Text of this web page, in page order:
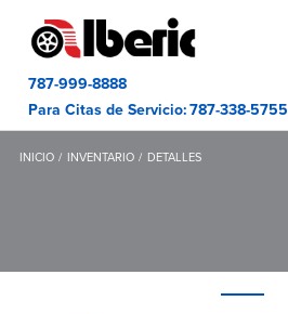
787-999-8888
Para Citas de Servicio:787-338-5755
INICIO INVENTARIO DETALLES